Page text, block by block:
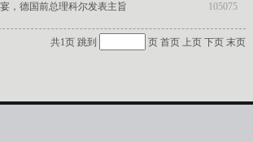
，德国前总理科尔发表主旨
105075
共1页 跳到 页 首页 上页 下页 末页